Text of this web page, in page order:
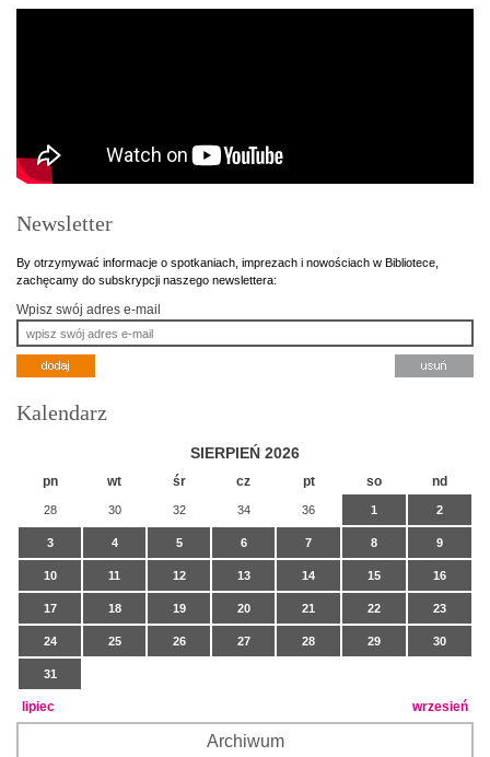
Newsletter
By otrzymywać informacje o spotkaniach, imprezach i nowościach w Bibliotece,
zachęcamy do subskrypcji naszego newslettera:
Wpisz swój adres e-mail
Kalendarz
SIERPIEŃ 2026
pn wt śr cz pt so nd
28 30 32 34 36 1 2
3 4 5 6 7 8 9
10 11 12 13 14 15 16
17 18 19 20 21 22 23
24 25 26 27 28 29 30
31
lipiec wrzesień
Archiwum